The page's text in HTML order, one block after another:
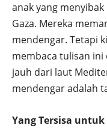
anak yang
Gaza. Mereka
mendengar. Tetapi
membaca tulisan ini
jauh dari laut
mendengar adalah
Yang Tersisa